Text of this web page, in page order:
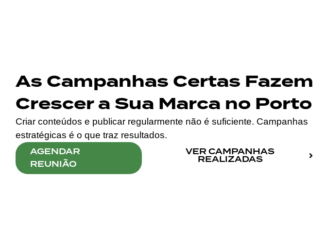
As Campanhas Certas Fazem
Crescer a Sua Marca no Porto
Criar conteúdos e publicar regularmente não é suficiente. Campanhas
estratégicas é o que traz resultados.
AGENDAR
REUNIÃO
VER CAMPANHAS
REALIZADAS